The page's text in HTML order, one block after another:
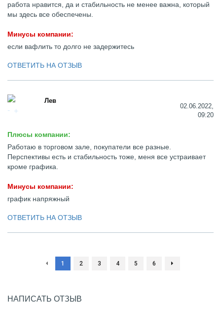
работа нравится, да и стабильность не менее важна, который
мы здесь все обеспечены.
Минусы компании:
если вафлить то долго не задержитесь
ОТВЕТИТЬ НА ОТЗЫВ
Лев
02.06.2022,
09:20
Плюсы компании:
Работаю в торговом зале, покупатели все разные.
Перспективы есть и стабильность тоже, меня все устраивает
кроме графика.
Минусы компании:
график напряжный
ОТВЕТИТЬ НА ОТЗЫВ
1 2 3 4 5 6
НАПИСАТЬ ОТЗЫВ